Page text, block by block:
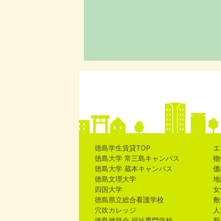
徳島学生賃貸TOP
徳島大学 常三島キャンパス
徳島大学 蔵本キャンパス
徳島文理大学
四国大学
徳島県立総合看護学校
穴吹カレッジ